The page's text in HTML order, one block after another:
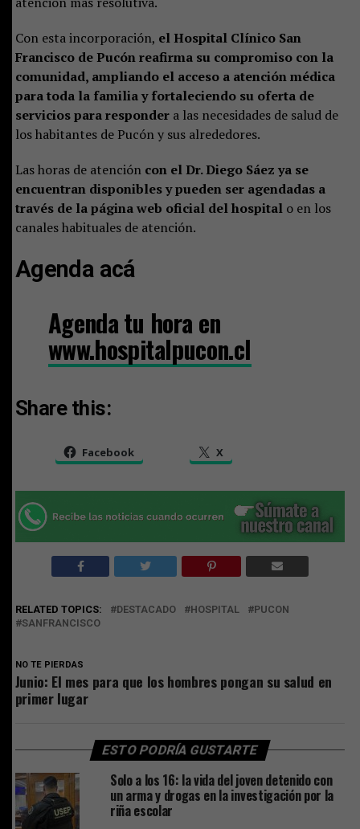
Con esta incorporación, el Hospital Clínico San
Francisco de Pucón reafirma su compromiso con la
comunidad, ampliando el acceso a atención médica
para toda la familia y fortaleciendo su oferta de
servicios para respondera las necesidades de salud de
los habitantes de Pucón y sus alrededores.
Las horas de atención con el Dr. Diego Sáez ya se
encuentran disponibles y pueden ser agendadas a
través de la página web oficial del hospitalo en los
canales habituales de atención.
Agenda acá
Agenda tu hora en
www.hospitalpucon.cl
Share this:
Facebook X
RELATED TOPICS: DESTACADO HOSPITAL
PUCON
SANFRANCISCO
NO TE PIERDAS
Junio: El mes para que los hombres pongan su salud en
primer lugar
ESTO PODRÍA GUSTARTE
Solo a los 16: la vida del joven detenido con
un arma y drogas en la investigación por la
riña escolar